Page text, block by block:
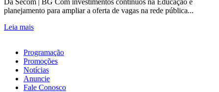
Da Secom | BG Com investimentos contínuos na Educação e
planejamento para ampliar a oferta de vagas na rede pública...
Leia mais
Programação
Promoções
Notícias
Anuncie
Fale Conosco